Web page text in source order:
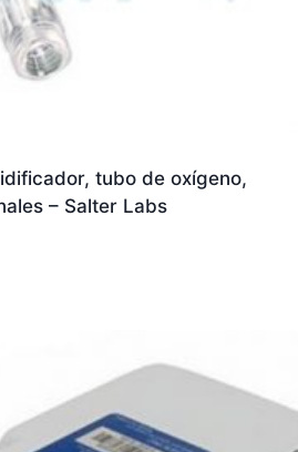
tubo de oxígeno,
– Salter Labs